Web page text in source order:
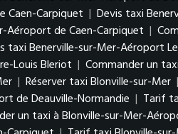
Caen-Carpiquet | Devis taxi
Aéroport de Caen-Carpiquet |
taxi Benerville-sur-Mer-Aéroport
Louis Bleriot | Commander un
| Réserver taxi Blonville-sur-Mer |
de Deauville-Normandie | Tarif
un taxi à Blonville-sur-Mer-